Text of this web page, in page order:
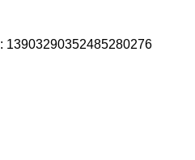
13903290352485280276